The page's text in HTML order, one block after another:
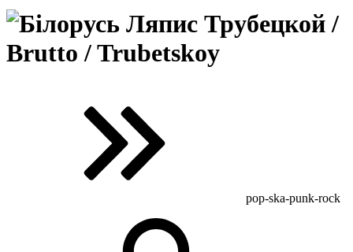
Ляпис Трубецкой /
Brutto / Trubetskoy
pop-ska-punk-rock